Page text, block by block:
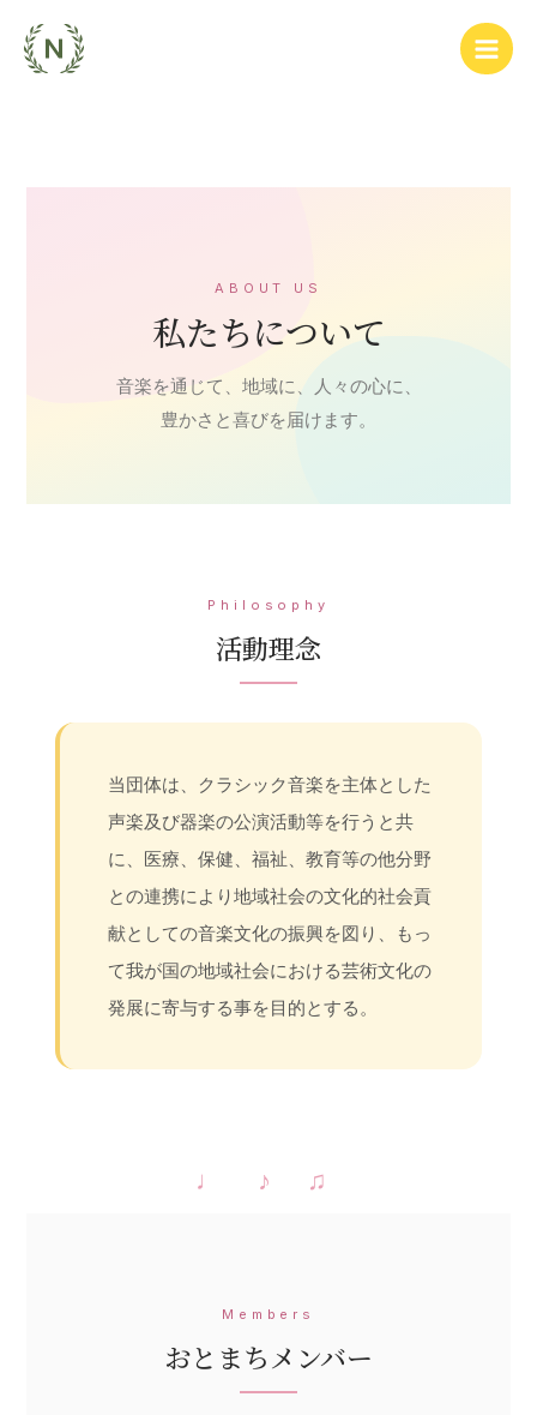
ABOUT US
私たちについて
音楽を通じて、地域に、人々の心に、
豊かさと喜びを届けます。
Philosophy
活動理念
当団体は、クラシック音楽を主体とした
声楽及び器楽の公演活動等を行うと共
に、医療、保健、福祉、教育等の他分野
との連携により地域社会の文化的社会貢
献としての音楽文化の振興を図り、もっ
て我が国の地域社会における芸術文化の
発展に寄与する事を目的とする。
♩ ♪ ♫
Members
おとまちメンバー